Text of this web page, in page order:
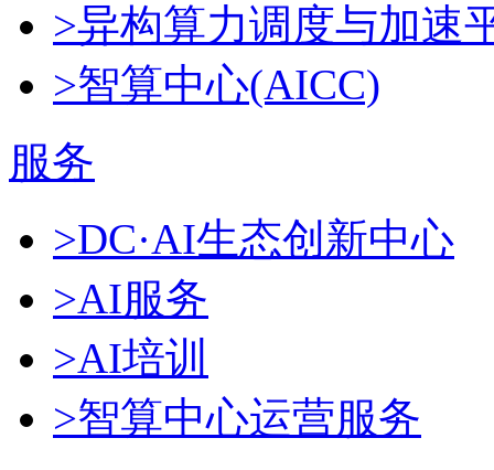
>异构算力调度与加速
>智算中心(AICC)
服务
>DC·AI生态创新中心
>AI服务
>AI培训
>智算中心运营服务